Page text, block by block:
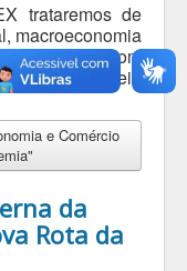
trataremos de
macroeconomia
brasileiro com
isso em meio
e Comércio
da
Rota da